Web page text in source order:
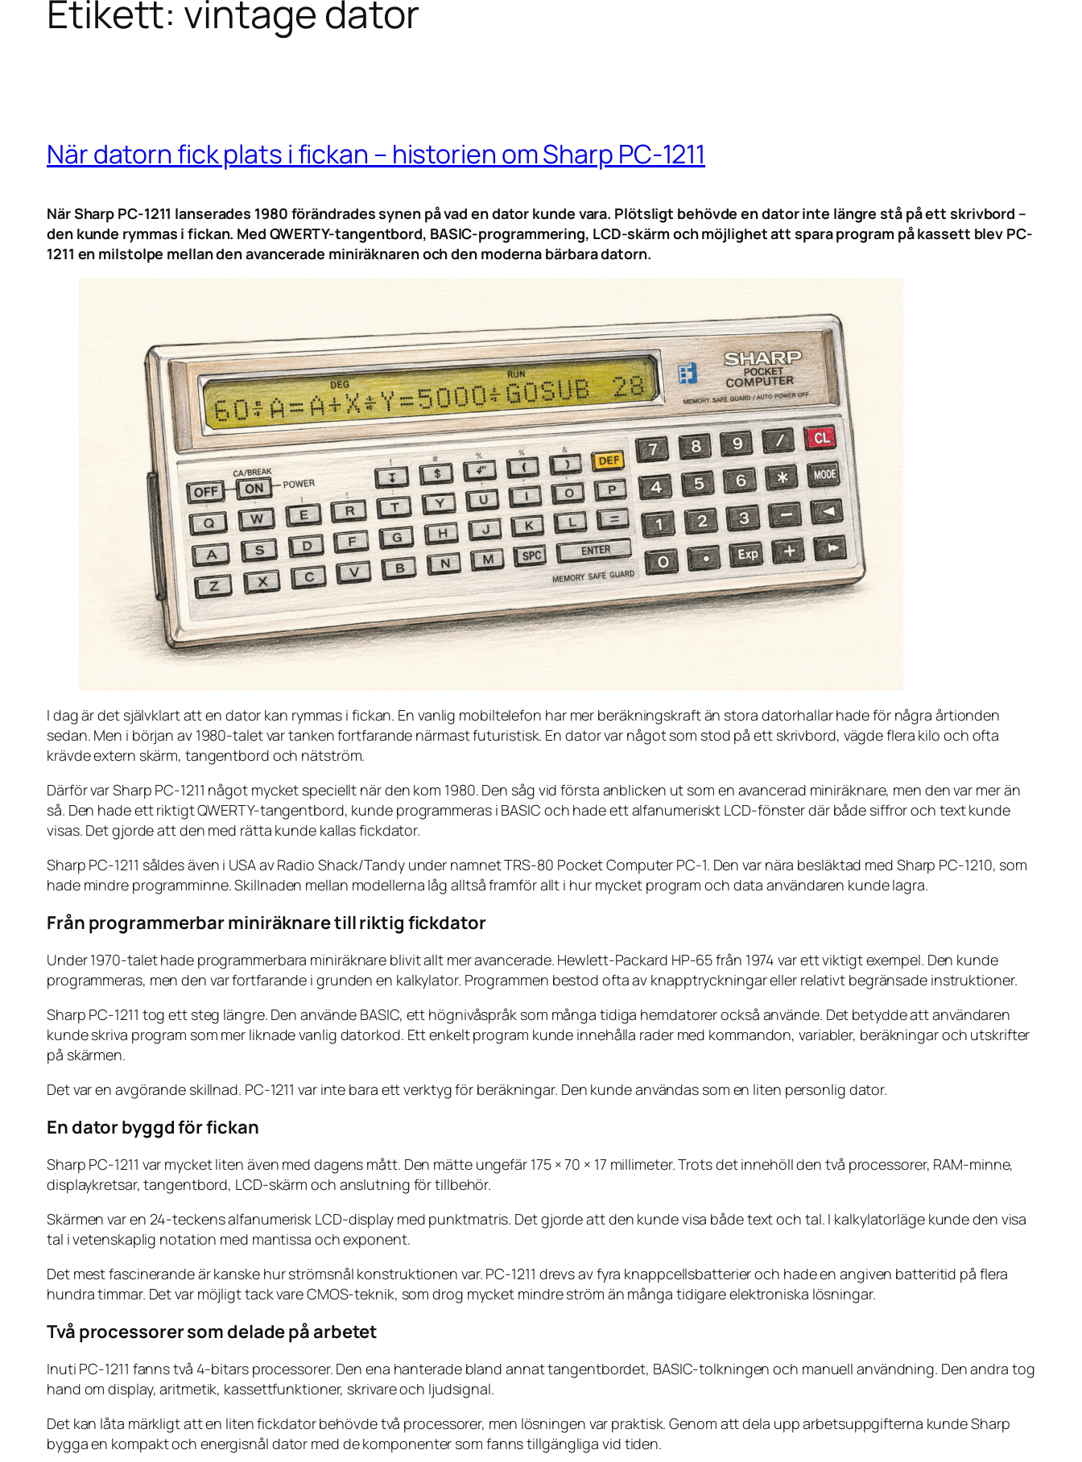
Etikett: vintage dator
När datorn fick plats i fickan – historien om Sharp PC-1211
När Sharp PC-1211 lanserades 1980 förändrades synen på vad en dator kunde vara. Plötsligt behövde en dator inte längre stå på ett skrivbord –
den kunde rymmas i fickan. Med QWERTY-tangentbord, BASIC-programmering, LCD-skärm och möjlighet att spara program på kassett blev PC-
1211 en milstolpe mellan den avancerade miniräknaren och den moderna bärbara datorn.
I dag är det självklart att en dator kan rymmas i fickan. En vanlig mobiltelefon har mer beräkningskraft än stora datorhallar hade för några årtionden
sedan. Men i början av 1980-talet var tanken fortfarande närmast futuristisk. En dator var något som stod på ett skrivbord, vägde flera kilo och ofta
krävde extern skärm, tangentbord och nätström.
Därför var Sharp PC-1211 något mycket speciellt när den kom 1980. Den såg vid första anblicken ut som en avancerad miniräknare, men den var mer än
så. Den hade ett riktigt QWERTY-tangentbord, kunde programmeras i BASIC och hade ett alfanumeriskt LCD-fönster där både siffror och text kunde
visas. Det gjorde att den med rätta kunde kallas fickdator.
Sharp PC-1211 såldes även i USA av Radio Shack/Tandy under namnet TRS-80 Pocket Computer PC-1. Den var nära besläktad med Sharp PC-1210, som
hade mindre programminne. Skillnaden mellan modellerna låg alltså framför allt i hur mycket program och data användaren kunde lagra.
Från programmerbar miniräknare till riktig fickdator
Under 1970-talet hade programmerbara miniräknare blivit allt mer avancerade. Hewlett-Packard HP-65 från 1974 var ett viktigt exempel. Den kunde
programmeras, men den var fortfarande i grunden en kalkylator. Programmen bestod ofta av knapptryckningar eller relativt begränsade instruktioner.
Sharp PC-1211 tog ett steg längre. Den använde BASIC, ett högnivåspråk som många tidiga hemdatorer också använde. Det betydde att användaren
kunde skriva program som mer liknade vanlig datorkod. Ett enkelt program kunde innehålla rader med kommandon, variabler, beräkningar och utskrifter
på skärmen.
Det var en avgörande skillnad. PC-1211 var inte bara ett verktyg för beräkningar. Den kunde användas som en liten personlig dator.
En dator byggd för fickan
Sharp PC-1211 var mycket liten även med dagens mått. Den mätte ungefär 175 × 70 × 17 millimeter. Trots det innehöll den två processorer, RAM-minne,
displaykretsar, tangentbord, LCD-skärm och anslutning för tillbehör.
Skärmen var en 24-teckens alfanumerisk LCD-display med punktmatris. Det gjorde att den kunde visa både text och tal. I kalkylatorläge kunde den visa
tal i vetenskaplig notation med mantissa och exponent.
Det mest fascinerande är kanske hur strömsnål konstruktionen var. PC-1211 drevs av fyra knappcellsbatterier och hade en angiven batteritid på flera
hundra timmar. Det var möjligt tack vare CMOS-teknik, som drog mycket mindre ström än många tidigare elektroniska lösningar.
Två processorer som delade på arbetet
Inuti PC-1211 fanns två 4-bitars processorer. Den ena hanterade bland annat tangentbordet, BASIC-tolkningen och manuell användning. Den andra tog
hand om display, aritmetik, kassettfunktioner, skrivare och ljudsignal.
Det kan låta märkligt att en liten fickdator behövde två processorer, men lösningen var praktisk. Genom att dela upp arbetsuppgifterna kunde Sharp
bygga en kompakt och energisnål dator med de komponenter som fanns tillgängliga vid tiden.